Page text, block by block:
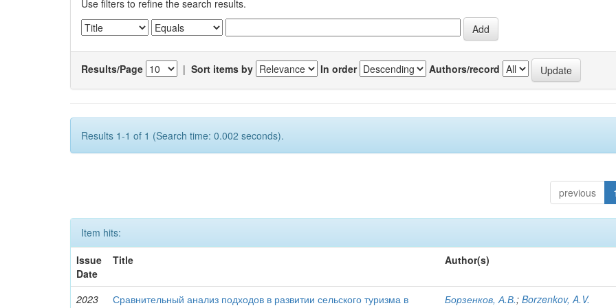
Use filters to refine the search results.
Results/Page | Sort items by In order Authors/record
Results 1-1 of 1 (Search time: 0.002 seconds).
previous 1
Item hits:
Issue
Date
Title Author(s)
2023
Сравнительный анализ подходов в развитии сельского туризма в
Борзенков, А.В.;Borzenkov, A.V.